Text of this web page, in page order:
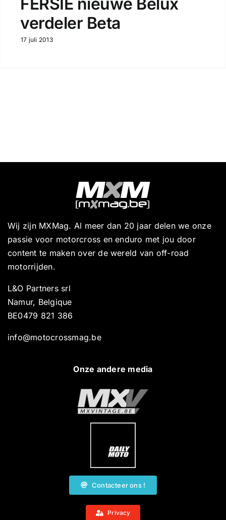
verdeler Beta
17 juli 2013
Wij zijn MXMag. Al meer dan 20 jaar delen we onze
passie voor motorcross en enduro met jou door
content te maken over de wereld van off-road
motorrijden.
L&O Partners srl
Namur, Belgique
BE0479 821 386
info@motocrossmag.be
Onze andere media
Contacteer ons !
Privacy